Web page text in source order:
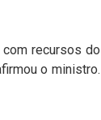
recursos do
o ministro.